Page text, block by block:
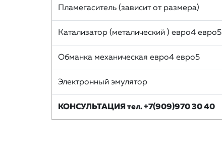
Пламегаситель (зависит от размера)
Катализатор (металический ) евро4 евро5
Обманка механическая евро4 евро5
Электронный эмулятор
КОНСУЛЬТАЦИЯ тел. +7(909)970 30 40